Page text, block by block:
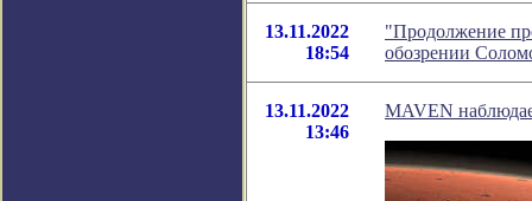
13.11.2022
18:54
"Продолжение
обозрении
13.11.2022
13:46
MAVEN